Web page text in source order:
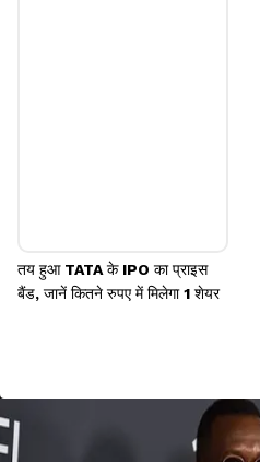
तय हुआ TATA के IPO का प्राइस
बैंड, जानें कितने रुपए में मिलेगा 1 शेयर